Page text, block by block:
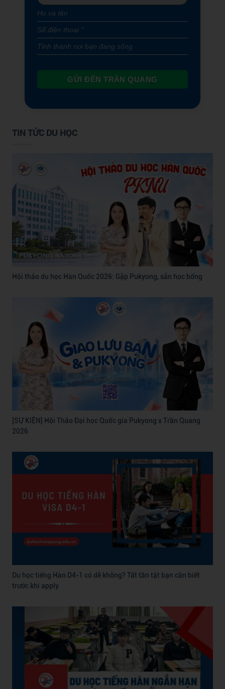
GỬI ĐẾN TRẦN QUANG
TIN TỨC DU HỌC
Hội thảo du học Hàn Quốc 2026: Gặp Pukyong, săn học bổng
[SỰ KIỆN] Hội Thảo Đại học Quốc gia Pukyong x Trần Quang
2026
Du học tiếng Hàn D4-1 có dễ không? Tất tần tật bạn cần biết
trước khi apply